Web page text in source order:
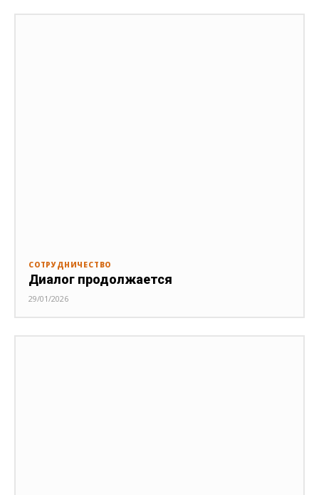
СОТРУДНИЧЕСТВО
Диалог продолжается
29/01/2026